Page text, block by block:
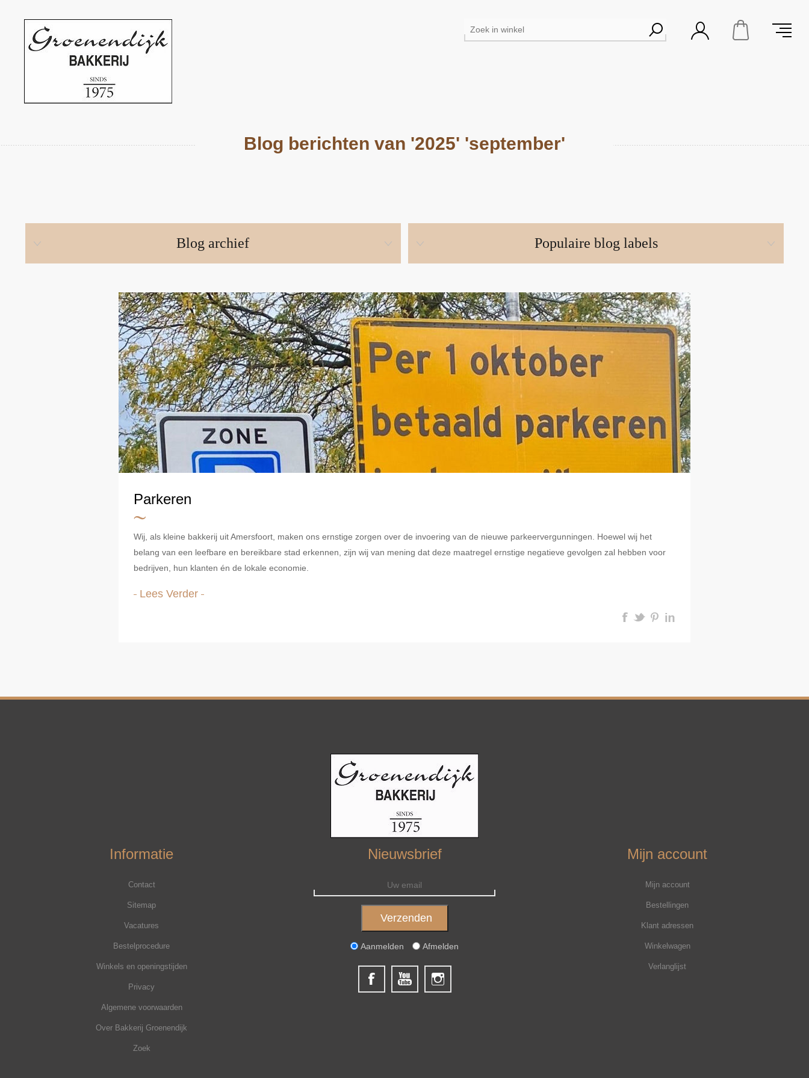
Blog berichten van '2025' 'september'
Blog archief Populaire blog labels
Parkeren
Wij, als kleine bakkerij uit Amersfoort, maken ons ernstige zorgen over de invoering van de nieuwe parkeervergunningen. Hoewel wij het
belang van een leefbare en bereikbare stad erkennen, zijn wij van mening dat deze maatregel ernstige negatieve gevolgen zal hebben voor
bedrijven, hun klanten én de lokale economie.
Lees Verder
Informatie
Contact
Sitemap
Vacatures
Bestelprocedure
Winkels en openingstijden
Privacy
Algemene voorwaarden
Over Bakkerij Groenendijk
Zoek
Nieuwsbrief
Aanmelden Afmelden
Mijn account
Mijn account
Bestellingen
Klant adressen
Winkelwagen
Verlanglijst